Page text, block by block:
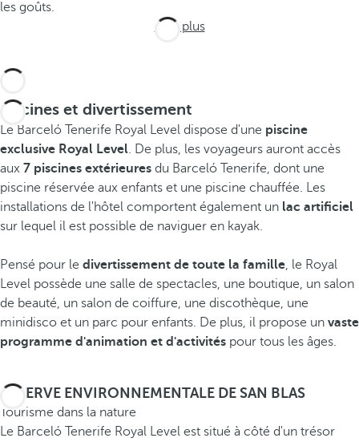
les goûts.
Voir plus
Piscines et divertissement
Le Barceló Tenerife Royal Level dispose d'une piscine
exclusive Royal Level. De plus, les voyageurs auront accès
aux 7 piscines extérieures du Barceló Tenerife, dont une
piscine réservée aux enfants et une piscine chauffée. Les
installations de l'hôtel comportent également un lac artificiel
sur lequel il est possible de naviguer en kayak.
Pensé pour le divertissement de toute la famille, le Royal
Level possède une salle de spectacles, une boutique, un salon
de beauté, un salon de coiffure, une discothèque, une
minidisco et un parc pour enfants. De plus, il propose un vaste
programme d'animation et d'activités pour tous les âges.
RÉSERVE ENVIRONNEMENTALE DE SAN BLAS
Tourisme dans la nature
Le Barceló Tenerife Royal Level est situé à côté d'un trésor